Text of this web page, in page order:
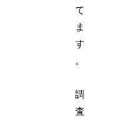
て
ま
す
。
調
査